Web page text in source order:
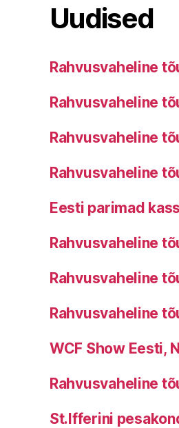
Uudised
Rahvusvaheline
Rahvusvaheline
Rahvusvaheline
Rahvusvaheline
Eesti parimad
Rahvusvaheline
Rahvusvaheline
Rahvusvaheline
WCF Show Eesti,
Rahvusvaheline
St.Ifferini